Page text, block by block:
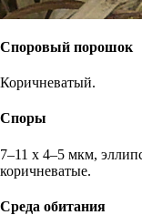
Споровый порошок
Коричневатый.
Споры
7–11 х 4–5 мкм,
коричневатые.
Среда обитания